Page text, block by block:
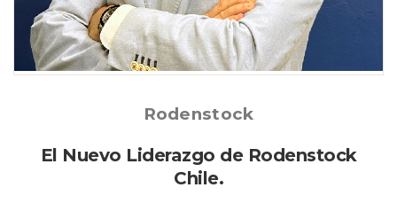
Posted
Rodenstock
El Nuevo Liderazgo de Rodenstock
Chile.